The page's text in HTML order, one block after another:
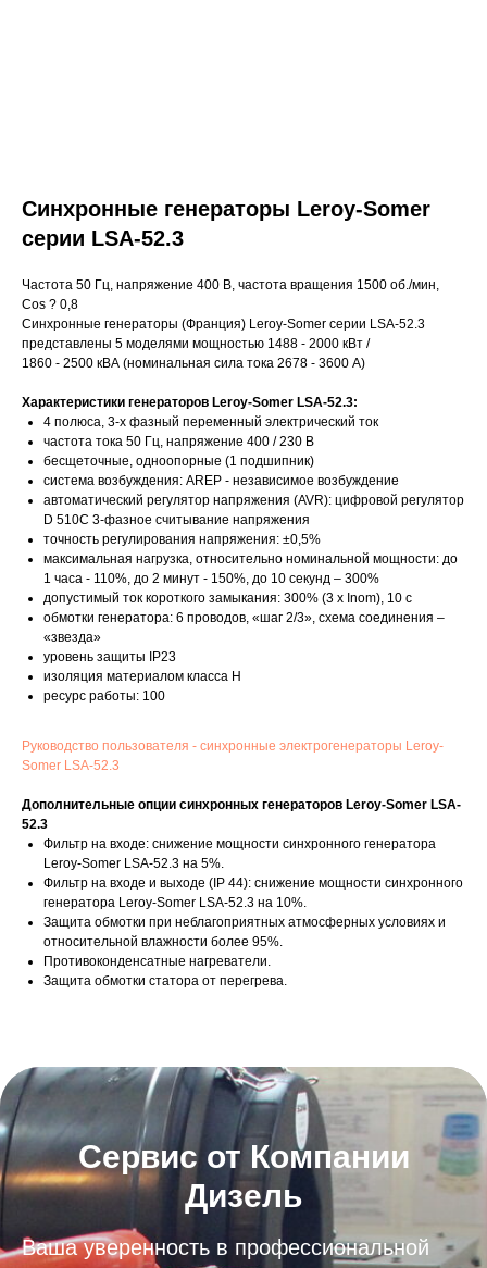
Синхронные генераторы Leroy-Somer
серии LSA-52.3
Частота 50 Гц, напряжение 400 В, частота вращения 1500 об./мин,
Cos ? 0,8
Синхронные генераторы (Франция) Leroy-Somer серии LSA-52.3
представлены 5 моделями мощностью 1488 - 2000 кВт /
1860 - 2500 кВА (номинальная сила тока 2678 - 3600 A)
Характеристики генераторов Leroy-Somer LSA-52.3:
4 полюса, 3-х фазный переменный электрический ток
частота тока 50 Гц, напряжение 400 / 230 В
бесщеточные, одноопорные (1 подшипник)
система возбуждения: AREP - независимое возбуждение
автоматический регулятор напряжения (AVR): цифровой регулятор
D 510C 3-фазное считывание напряжения
точность регулирования напряжения: ±0,5%
максимальная нагрузка, относительно номинальной мощности: до
1 часа - 110%, до 2 минут - 150%, до 10 секунд – 300%
допустимый ток короткого замыкания: 300% (3 х Inom), 10 с
обмотки генератора: 6 проводов, «шаг 2/3», схема соединения –
«звезда»
уровень защиты IP23
изоляция материалом класса H
ресурс работы: 100
Руководство пользователя - синхронные электрогенераторы Leroy-
Somer LSA-52.3
Дополнительные опции синхронных генераторов Leroy-Somer LSA-
52.3
Фильтр на входе: снижение мощности синхронного генератора
Leroy-Somer LSA-52.3 на 5%.
Фильтр на входе и выходе (IP 44): снижение мощности синхронного
генератора Leroy-Somer LSA-52.3 на 10%.
Защита обмотки при неблагоприятных атмосферных условиях и
относительной влажности более 95%.
Противоконденсатные нагреватели.
Защита обмотки статора от перегрева.
Сервис от Компании
Дизель
Ваша уверенность в профессиональной